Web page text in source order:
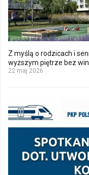
Z myślą o rodzicach i
wyższym piętrze bez
22 maj 2026